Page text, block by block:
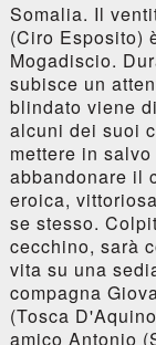
Somalia. Il
(Ciro Esposito)
Mogadiscio.
subisce un
blindato viene
alcuni dei suoi
mettere in
abbandonare il
eroica,
se stesso.
cecchino, sarà
vita su una
compagna
(Tosca
amico Antonio